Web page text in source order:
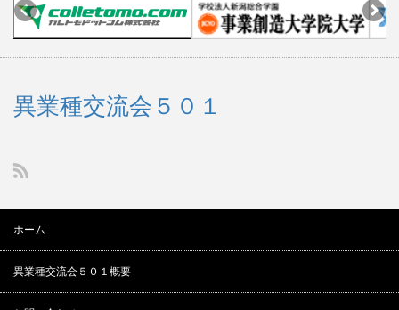
異業種交流会５０１
ホーム
異業種交流会５０１概要